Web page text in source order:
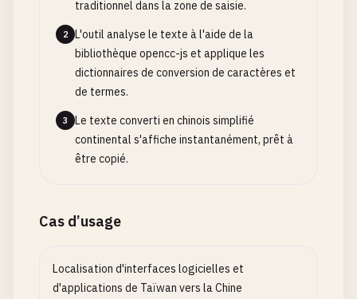
traditionnel dans la zone de saisie.
2
L'outil analyse le texte à l'aide de la
bibliothèque opencc-js et applique les
dictionnaires de conversion de caractères et
de termes.
3
Le texte converti en chinois simplifié
continental s'affiche instantanément, prêt à
être copié.
Cas d’usage
Localisation d'interfaces logicielles et
d'applications de Taïwan vers la Chine